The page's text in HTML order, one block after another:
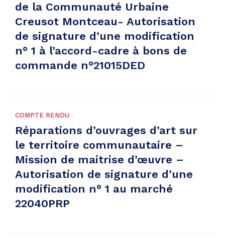
de la Communauté Urbaine
Creusot Montceau- Autorisation
de signature d’une modification
n° 1 à l’accord-cadre à bons de
commande n°21015DED
COMPTE RENDU
Réparations d’ouvrages d’art sur
le territoire communautaire –
Mission de maitrise d’œuvre –
Autorisation de signature d’une
modification n° 1 au marché
22040PRP